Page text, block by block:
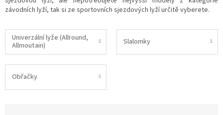
závodních lyží, tak si ze sportovních sjezdových lyží určitě vyberete.
Univerzální lyže (Allround,
Allmoutain)
Slalomky
Obřačky